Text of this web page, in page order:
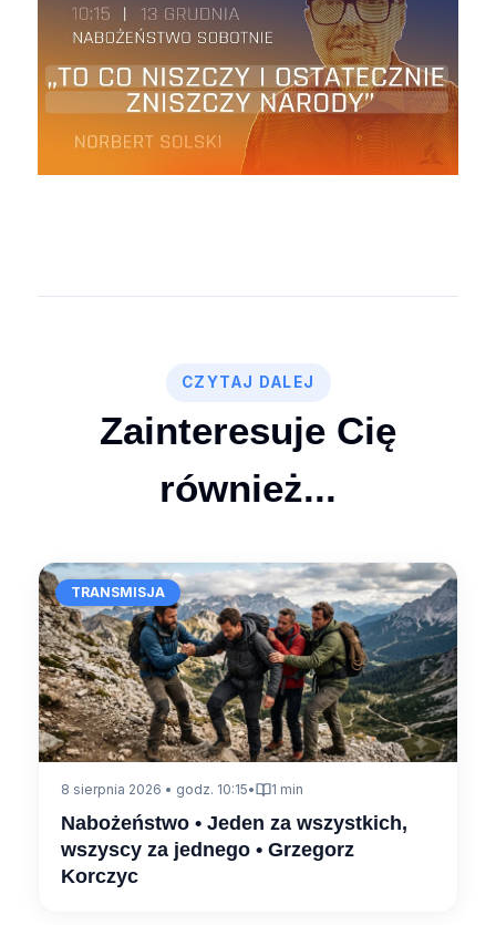
CZYTAJ DALEJ
Zainteresuje Cię
również...
TRANSMISJA
8 sierpnia 2026 • godz. 10:15• 1 min
Nabożeństwo • Jeden za wszystkich,
wszyscy za jednego • Grzegorz
Korczyc